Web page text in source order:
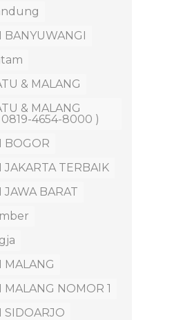
BANYUWANGI
& MALANG
& MALANG
0819-4654-8000 )
BOGOR
JAKARTA TERBAIK
JAWA BARAT
MALANG
MALANG NOMOR 1
SIDOARJO